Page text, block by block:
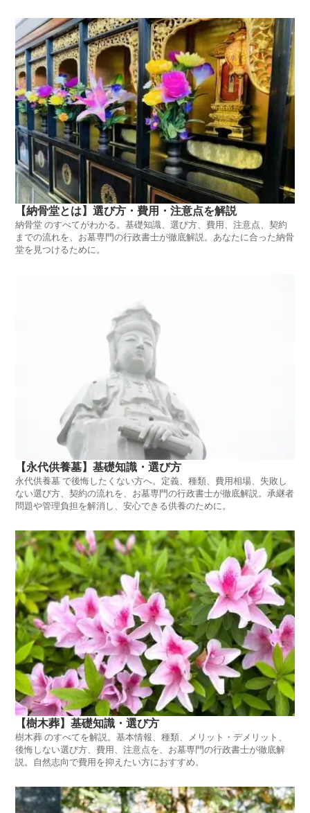
【納骨堂とは】選び方・費用・注意点を解説
納骨堂 のすべてがわかる。基礎知識、選び方、費用、注意点、契約
までの流れを、お墓専門の行政書士が徹底解説。あなたに合った納骨
堂を見つけるために。
【永代供養墓】基礎知識・選び方
永代供養墓 で後悔したくない方へ。定義、種類、費用相場、失敗し
ない選び方、契約の流れを、お墓専門の行政書士が徹底解説。承継者
問題や管理負担を解消し、安心できる供養のために。
【樹木葬】基礎知識・選び方
樹木葬 のすべてを解説。基本情報、種類、メリット・デメリット、
後悔しない選び方、費用、注意点を、お墓専門の行政書士が徹底解
説。自然志向で費用を抑えたい方におすすめ。